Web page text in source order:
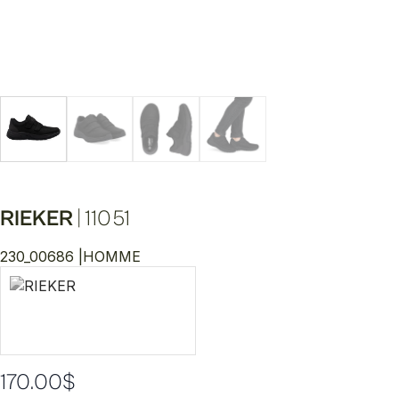
RIEKER 11051
230_00686 | HOMME
170.00$